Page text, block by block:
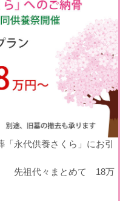
永代供養さくら」にお引
先祖代々まとめて 18万